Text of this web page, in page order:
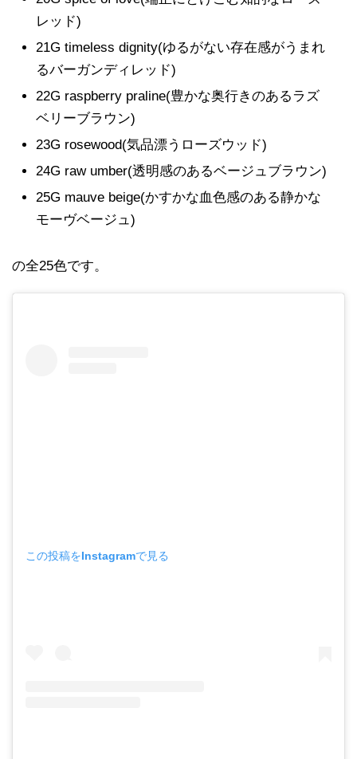
レッド)
21G timeless dignity(ゆるがない存在感がうまれ
るバーガンディレッド)
22G raspberry praline(豊かな奥行きのあるラズ
ベリーブラウン)
23G rosewood(気品漂うローズウッド)
24G raw umber(透明感のあるベージュブラウン)
25G mauve beige(かすかな血色感のある静かな
モーヴベージュ)
の全25色です。
この投稿をInstagramで見る